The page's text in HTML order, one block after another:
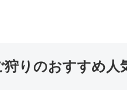
りのおすすめ人